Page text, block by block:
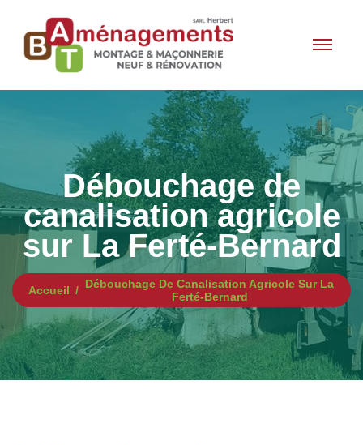
Débouchage de
canalisation agricole
sur La Ferté-Bernard
Accueil
Débouchage De Canalisation Agricole Sur La
Ferté-Bernard